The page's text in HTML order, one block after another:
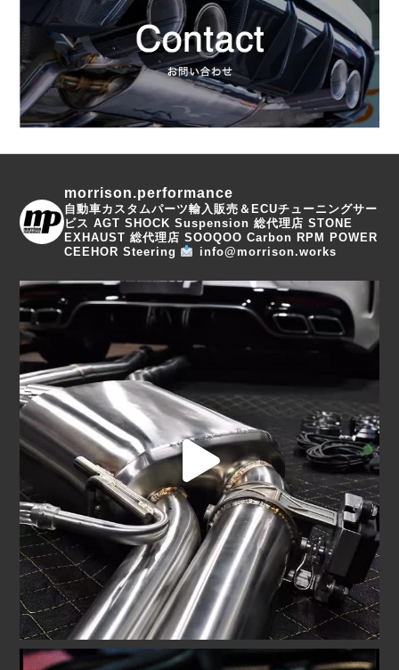
morrison.performance
自動車カスタムパーツ輸入販売＆ECUチューニングサー
ビス AGT SHOCK Suspension 総代理店 STONE
EXHAUST 総代理店 SOOQOO Carbon RPM POWER
CEEHOR Steering
info@morrison.works